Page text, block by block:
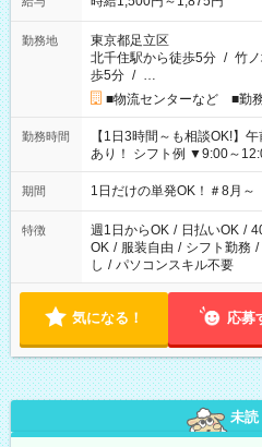
勤務地
東京都足立区
北千住駅から徒歩5分 / 竹
歩5分 / …
■物流センターなど ■勤
勤務時間
【1日3時間～も相談OK!】
あり！ シフト例 ▼9:00～
▼18:00～21:00
期間 1日だけの単発OK！＃8月
特徴 週1日からOK / 日払いOK /
OK / 服装自由 / シフト勤務 /
し / パソコンスキル不要
気になる！ 応募
未読